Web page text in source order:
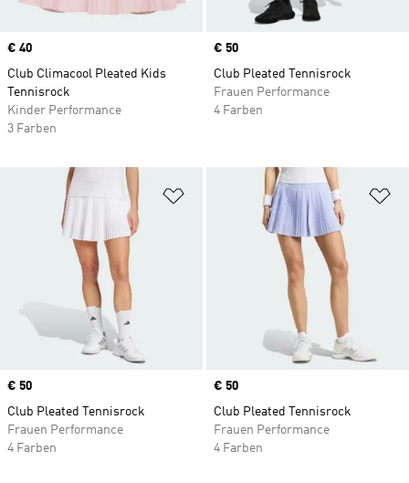
Price
€ 40
Club Climacool Pleated Kids
Tennisrock
Kinder Performance
3 Farben
Price
€ 50
Club Pleated Tennisrock
Frauen Performance
4 Farben
Zur Wunschliste hinzufügen
Price
€ 50
Club Pleated Tennisrock
Frauen Performance
4 Farben
Price
€ 50
Club Pleated Tennisrock
Frauen Performance
4 Farben